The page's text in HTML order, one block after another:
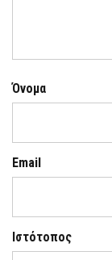
Όνομα
Email
Ιστότοπος